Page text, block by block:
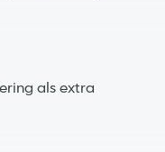
als extra